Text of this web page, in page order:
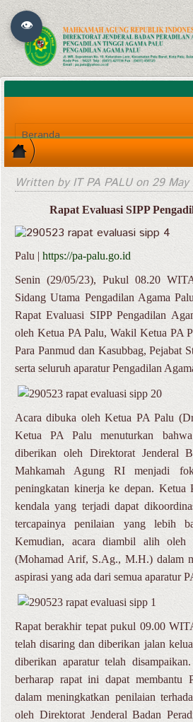
Written by IT PA PALU on 29 May
Rapat Evaluasi SIPP
Palu | https://pa-palu.go.id
Senin (29/05/23), Pukul 08.20
Sidang Utama Pengadilan Agama
Rapat Evaluasi SIPP Pengadilan
oleh Ketua PA Palu, Wakil Ketua PA
Para Panmud dan Kasubbag, Pejabat
serta seluruh aparatur Pengadilan
Acara dibuka oleh Ketua PA Palu
Ketua PA Palu menuturkan
diberikan oleh Direktorat Jenderal
Mahkamah Agung RI menjadi
peningkatan kinerja ke depan. Ketua
kendala yang terjadi dapat
tercapainya penilaian yang lebih
Kemudian, acara diambil alih
(Mohamad Arif, S.Ag., M.H.) dalam
aspirasi yang ada dari semua aparatur
Rapat berakhir tepat pukul 09.00
telah disaring dan diberikan jalan
diberikan aparatur telah
berharap rapat ini dapat membantu
dalam meningkatkan penilaian
oleh Direktorat Jenderal Badan
👁